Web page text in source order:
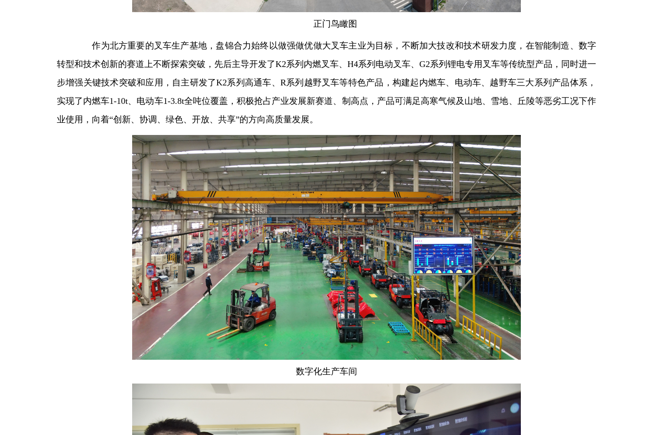
正门鸟瞰图
作为北方重要的叉车生产基地，盘锦合力始终以做强做优做大叉车主业为目标，不断加大技改和技术研发力度，在智能制造、数字
转型和技术创新的赛道上不断探索突破，先后主导开发了K2系列内燃叉车、H4系列电动叉车、G2系列锂电专用叉车等传统型产品，同时进一
步增强关键技术突破和应用，自主研发了K2系列高通车、R系列越野叉车等特色产品，构建起内燃车、电动车、越野车三大系列产品体系，
实现了内燃车1-10t、电动车1-3.8t全吨位覆盖，积极抢占产业发展新赛道、制高点，产品可满足高寒气候及山地、雪地、丘陵等恶劣工况下作
业使用，向着“创新、协调、绿色、开放、共享”的方向高质量发展。
数字化生产车间